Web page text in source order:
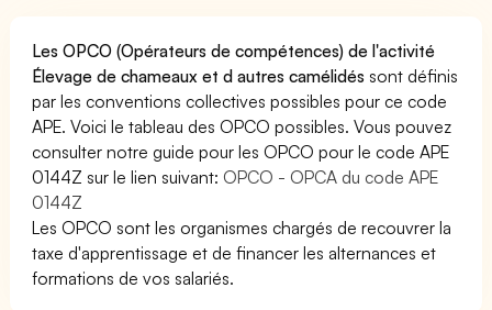
Les OPCO (Opérateurs de compétences) de l'activité
Élevage de chameaux et d autres camélidés sont définis
par les conventions collectives possibles pour ce code
APE. Voici le tableau des OPCO possibles. Vous pouvez
consulter notre guide pour les OPCO pour le code APE
0144Z sur le lien suivant: OPCO - OPCA du code APE
0144Z
Les OPCO sont les organismes chargés de recouvrer la
taxe d'apprentissage et de financer les alternances et
formations de vos salariés.